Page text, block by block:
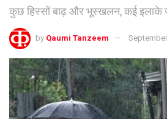
कुछ हिस्सों बाढ़ और भूस्खलन, कई इलाके
by Qaumi Tanzeem